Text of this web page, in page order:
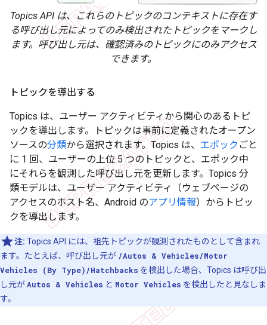
Topics API は、これらのトピックのコンテキストに存在す
る呼び出し元によってのみ検出されたトピックをマークし
ます。呼び出し元は、確認済みのトピックにのみアクセス
できます。
トピックを導出する
Topics は、ユーザー アクティビティから関心のあるトピ
ックを導出します。トピックは事前に定義されたオープン
ソースの分類から選択されます。Topics は、 エポック ごと
に 1 回、ユーザーの上位 5 つのトピックと、エポック中
にそれらを観測した呼び出し元を更新します。Topics 分
類モデルは、ユーザー アクティビティ（ウェブページの
アクセスのホスト名、Android のアプリ情報）からトピッ
クを導出します。
注: Topics API には、祖先トピックが観測されたものとして含まれ
ます。たとえば、呼び出し元が /Autos & Vehicles/Motor
Vehicles (By Type)/Hatchbacks を検出した場合、Topics は呼び出
し元がAutos & Vehicles と Motor Vehicles を検出したと見なしま
す。